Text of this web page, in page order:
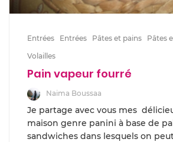
Entrées Entrées Pâtes et pains Pâtes
Volailles
Pain vapeur fourré
Naima Boussaa
Je partage avec vous mes
maison genre panini à base de
sandwiches dans lesquels on